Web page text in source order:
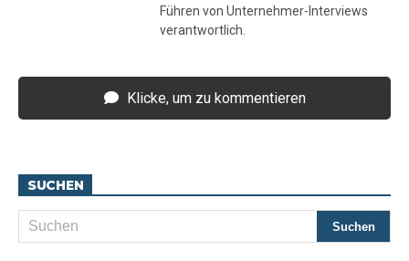
Führen von Unternehmer-Interviews
verantwortlich.
Klicke, um zu kommentieren
SUCHEN